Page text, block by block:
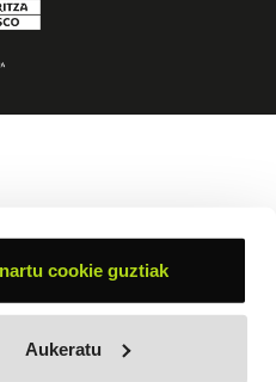
cookie guztiak
Aukeratu